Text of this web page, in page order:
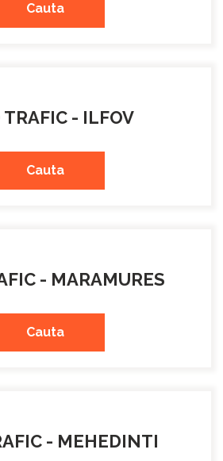
Cauta
TRAFIC - ILFOV
Cauta
- MARAMURES
Cauta
- MEHEDINTI